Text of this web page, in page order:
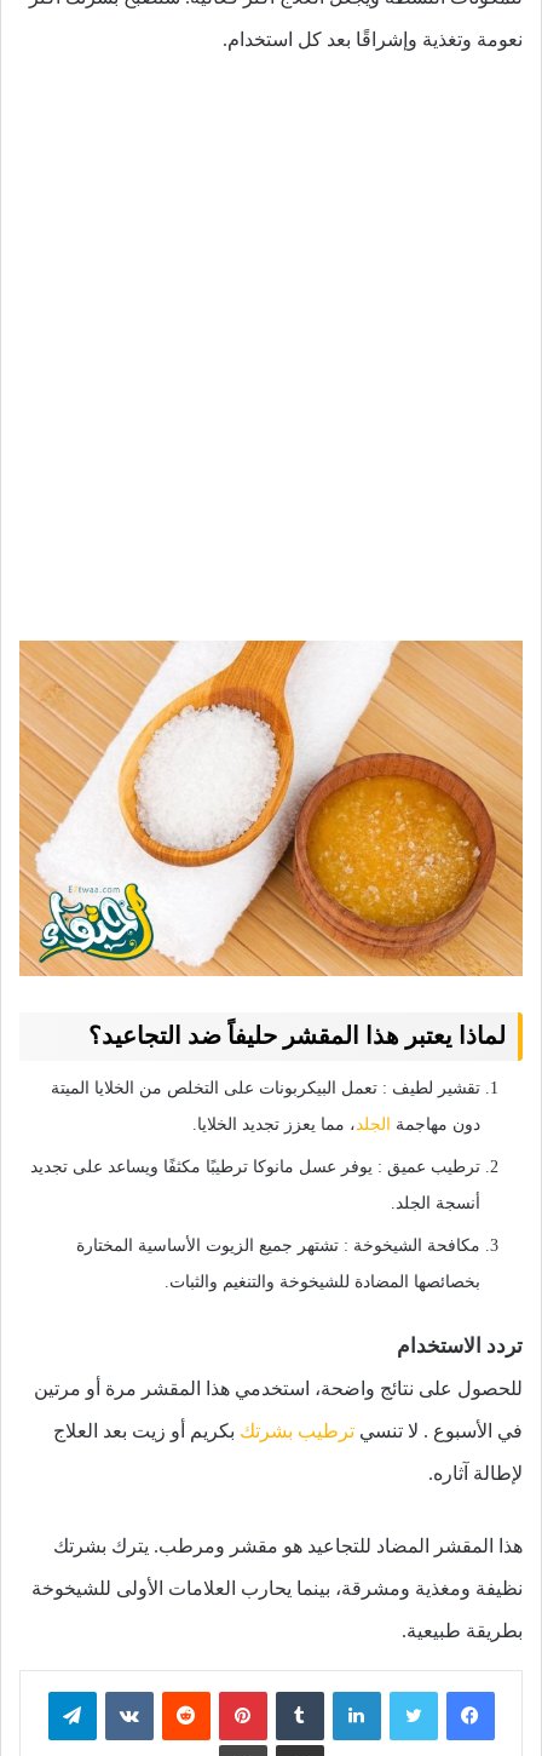
نعومة وتغذية وإشراقًا بعد كل استخدام.
لماذا يعتبر هذا المقشر حليفاً ضد التجاعيد؟
تقشير لطيف : تعمل البيكربونات على التخلص من الخلايا الميتة
دون مهاجمة
الجلد ، مما يعزز تجديد الخلايا.
ترطيب عميق : يوفر عسل مانوكا ترطيبًا مكثفًا ويساعد على تجديد
أنسجة الجلد.
مكافحة الشيخوخة : تشتهر جميع الزيوت الأساسية المختارة
بخصائصها المضادة للشيخوخة والتنغيم والثبات.
تردد الاستخدام
للحصول على نتائج واضحة، استخدمي هذا المقشر مرة أو مرتين
في الأسبوع . لا تنسي ترطيب بشرتك بكريم أو زيت بعد العلاج
لإطالة آثاره.
هذا المقشر المضاد للتجاعيد هو مقشر ومرطب. يترك بشرتك
نظيفة ومغذية ومشرقة، بينما يحارب العلامات الأولى للشيخوخة
بطريقة طبيعية.
فيسبوكتويتر لينكدإن ‏Tumblr بينتيريست
‏Reddit
‏VKontakte تيلقرام
مشاركة عبر البريد طباعة